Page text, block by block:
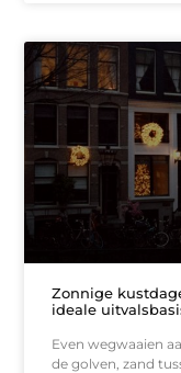
Zonnige
ideale
Even wegwaaien
de golven, zand